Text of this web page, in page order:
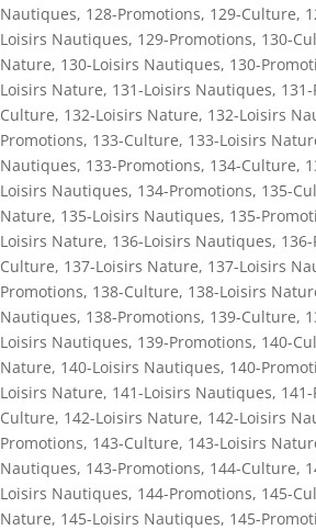
Nautiques, 128-Promotions, 129-Culture,
Loisirs Nautiques, 129-Promotions, 130-
Nature, 130-Loisirs Nautiques, 130-
Loisirs Nature, 131-Loisirs Nautiques,
Culture, 132-Loisirs Nature, 132-Loisirs
Promotions, 133-Culture, 133-Loisirs
Nautiques, 133-Promotions, 134-Culture,
Loisirs Nautiques, 134-Promotions, 135-
Nature, 135-Loisirs Nautiques, 135-
Loisirs Nature, 136-Loisirs Nautiques,
Culture, 137-Loisirs Nature, 137-Loisirs
Promotions, 138-Culture, 138-Loisirs
Nautiques, 138-Promotions, 139-Culture,
Loisirs Nautiques, 139-Promotions, 140-
Nature, 140-Loisirs Nautiques, 140-
Loisirs Nature, 141-Loisirs Nautiques,
Culture, 142-Loisirs Nature, 142-Loisirs
Promotions, 143-Culture, 143-Loisirs
Nautiques, 143-Promotions, 144-Culture,
Loisirs Nautiques, 144-Promotions, 145-
Nature, 145-Loisirs Nautiques, 145-